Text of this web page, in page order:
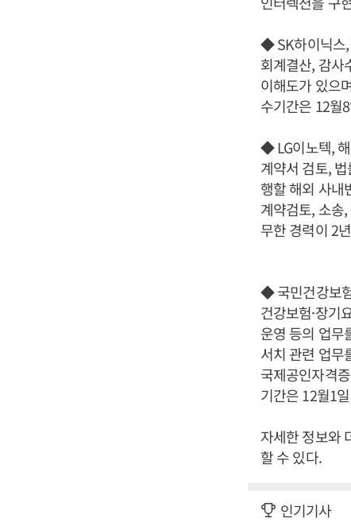
◆ SK하이닉스,
회계결산, 감사
이해도가 있으
수기간은 12월
◆ LG이노텍,
계약서 검토,
행할 해외 사내
계약검토, 소송
무한 경력이 2
◆ 국민건강보
건강보험·장기
운영 등의 업무
서치 관련 업무
국제공인자격
기간은 12월1
자세한 정보와
할 수 있다.
인기기사